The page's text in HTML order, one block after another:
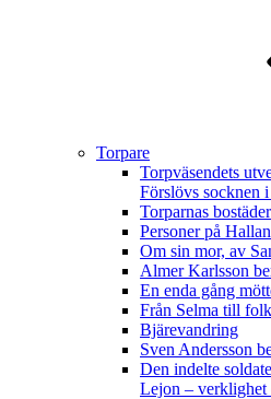
Torpare
Torpväsendets
Förslövs socknen
Torparnas bostäder
Personer på
Om sin mor, av
Almer Karlsson
En enda gång
Från Selma till
Bjärevandring
Sven Andersson
Den indelte
Lejon – verklighet